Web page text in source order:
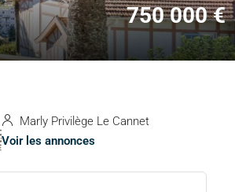
750 000 €
Marly Privilège Le Cannet
Voir les annonces